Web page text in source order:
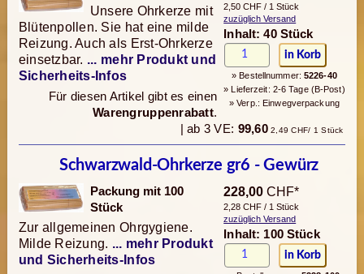
2,50 CHF / 1 Stück
zuzüglich Versand
Inhalt: 40 Stück
» Bestellnummer:5226-40
» Lieferzeit: 2-6 Tage (B-Post)
» Verp.: Einwegverpackung
Unsere Ohrkerze mit
Blütenpollen. Sie hat eine milde
Reizung. Auch als Erst-Ohrkerze
einsetzbar. ... mehr Produkt und
Sicherheits-Infos
Für diesen Artikel gibt es einen
Warengruppenrabatt.
| ab 3 VE: 99,602,49 CHF/ 1 Stück
Schwarzwald-Ohrkerze gr6 - Gewürz
228,00 CHF*
2,28 CHF / 1 Stück
zuzüglich Versand
Inhalt: 100 Stück
Packung mit 100
Stück
Zur allgemeinen Ohrgygiene.
Milde Reizung. ... mehr Produkt
und Sicherheits-Infos